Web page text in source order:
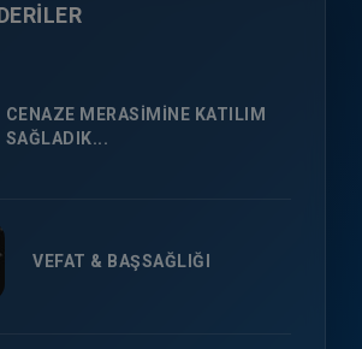
CENAZE MERASİMİNE KATILIM
SAĞLADIK...
VEFAT & BAŞSAĞLIĞI